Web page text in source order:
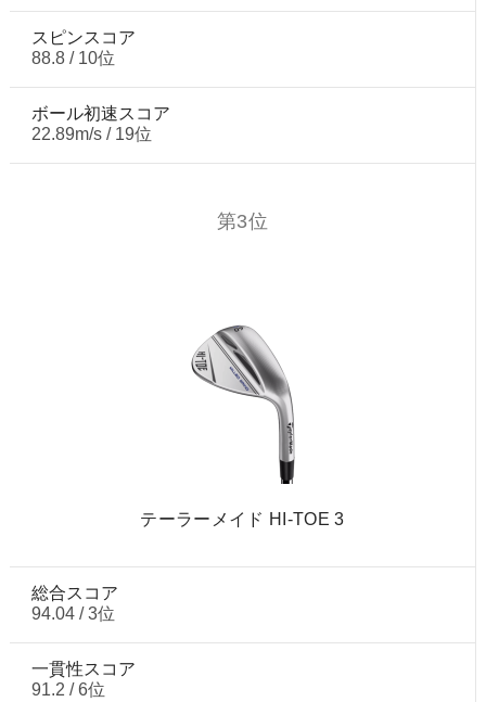
スピンスコア
88.8 / 10位
ボール初速スコア
22.89m/s / 19位
第3位
テーラーメイド HI-TOE 3
総合スコア
94.04 / 3位
一貫性スコア
91.2 / 6位